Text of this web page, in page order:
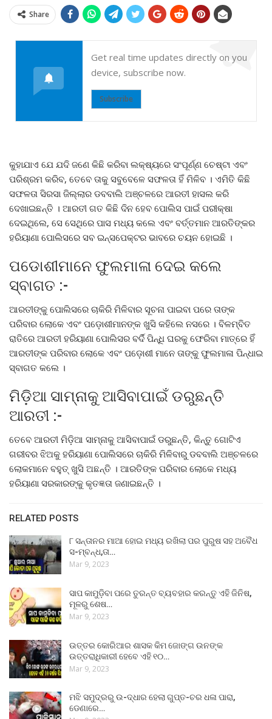
Share
Get real time updates directly on you
device, subscribe now.
Subscribe
କୁହାଯାଏ ଯେ ଯଦି ଜଣେ କିଛି କରିବା ଲକ୍ଷ୍ୟରେ ସଂପୂର୍ଣ୍ଣ ଚେଷ୍ଟା ଏବଂ
ପରିଶ୍ରମ କରିବ, ତେବେ ତାକୁ ସବୁବେଳେ ସଫଳତା ହିଁ ମିଳିବ । ଏମିତି କିଛି
ସଫଳତା ସିରସା ଜିଲ୍ଲାର ଡବବାଲି ଅଞ୍ଚଳରେ ଆରତୀ ହାସଲ କରି
ଦେଖାଇଛନ୍ତି । ଆରତୀ ଗତ କିଛି ଦିନ ହେବ ପୋଲିସ ପାଇଁ ପରୀକ୍ଷା
ଦେଇଥିଲେ, ସେ ସେଥିରେ ପାସ ମଧ୍ୟ କଲେ ଏବଂ ବର୍ତ୍ତମାନ ଆରତିଙ୍କର
ହରିୟାଣା ପୋଲିସରେ ସବ ଇନ୍ସପେକ୍ଟର ଭାବରେ ଚୟନ ହୋଇଛି ।
ପଡୋଶୀମାନେ ଫୁଲମାଳା ଦେଇ କଲେ
ସ୍ବାଗତ :-
ଆରତୀଙ୍କୁ ପୋଲିସରେ ଚାକିରି ମିଳିବାର ସୂଚନା ପାଇବା ପରେ ତାଙ୍କ
ପରିବାର ଲୋକେ ଏବଂ ପଡ଼ୋଶୀମାନଙ୍କ ଖୁସି କହିଲେ ନସରେ । ବିଳମ୍ବିତ
ରାତିରେ ଆରତୀ ହରିୟାଣା ପୋଲିସର ବର୍ଦି ପିନ୍ଧି ଘରକୁ ଫେରିବା ମାତ୍ରେ ହିଁ
ଆରତୀଙ୍କ ପରିବାର ଲୋକେ ଏବଂ ପଡ଼ୋଶୀ ମାନେ ତାଙ୍କୁ ଫୁଲମାଳା ପିନ୍ଧାଇ
ସ୍ବାଗତ କଲେ ।
ମିଡ଼ିଆ ସାମ୍ନାକୁ ଆସିବାପାଇଁ ଡରୁଛନ୍ତି
ଆରତୀ :-
ତେବେ ଆରତୀ ମିଡ଼ିଆ ସାମ୍ନାକୁ ଆସିବାପାଇଁ ଡରୁଛନ୍ତି, କିନ୍ତୁ ଗୋଟିଏ
ଗରୀବର ଝିଅକୁ ହରିୟାଣା ପୋଲିସରେ ଚାକିରି ମିଳିବାରୁ ଡବବାଲି ଅଞ୍ଚଳରେ
ଲୋକମାନେ ବହୁତ୍ ଖୁସି ଅଛନ୍ତି । ଆରତିଙ୍କ ପରିବାର ଲୋକେ ମଧ୍ୟ
ହରିୟାଣା ସରକାରଙ୍କୁ କୃତଜ୍ଞତା ଜଣାଇଛନ୍ତି ।
RELATED POSTS
୮ ସନ୍ତାନର ମାଆ ହୋଇ ମଧ୍ୟ ରଖିଲା ପର ପୁରୁଷ ସହ ଅବୈଧ
ସ-ମ୍ବନ୍ଧ,ତା…
Mar 9, 2023
ସାପ କାମୁଡ଼ିବା ପରେ ତୁରନ୍ତ ବ୍ୟବହାର କରନ୍ତୁ ଏହି ଜିନିଷ,
ମୂଳରୁ ଶେଷ…
Mar 9, 2023
ଉତ୍ତର କୋରିଆର ଶାସକ କିମ ଜୋଙ୍ଗ ଉନଙ୍କ
ଉତ୍ତରାଧିକାରୀ ହେବେ ଏହି ୧୦…
Mar 9, 2023
ମଝି ସମୁଦ୍ରରୁ ଉ-ଦ୍ଧାର ହେଲା ଗୁପ୍ତ-ଚର ଧଳା ପାରା,
ଡେଣାରେ…